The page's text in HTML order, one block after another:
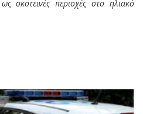
σκοτεινές περιοχές στο ηλιακό